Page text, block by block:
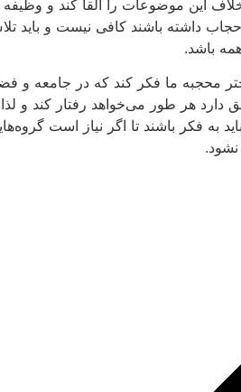
این موضوعات را القا کند و
داشته باشند کافی نیست و باید
باشد.
محجبه ما فکر کند که در جامعه و
دارد هر طور می‌خواهد رفتار کند و
به فکر باشند تا اگر نیاز است